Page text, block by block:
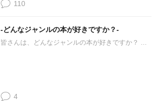
110
‐どんなジャンルの本が好きですか？‐
皆さんは、どんなジャンルの本が好きですか？ ...
4